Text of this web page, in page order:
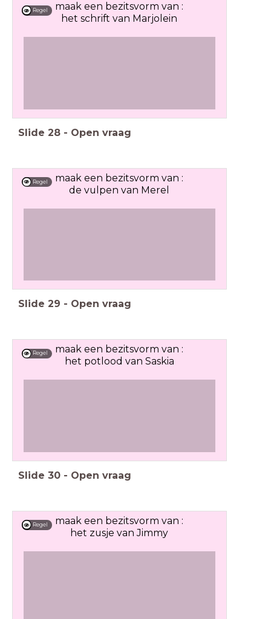
maak een bezitsvorm van :
het schrift van Marjolein
Regel
Slide 28 - Open vraag
maak een bezitsvorm van :
de vulpen van Merel
Regel
Slide 29 - Open vraag
maak een bezitsvorm van :
het potlood van Saskia
Regel
Slide 30 - Open vraag
maak een bezitsvorm van :
het zusje van Jimmy
Regel